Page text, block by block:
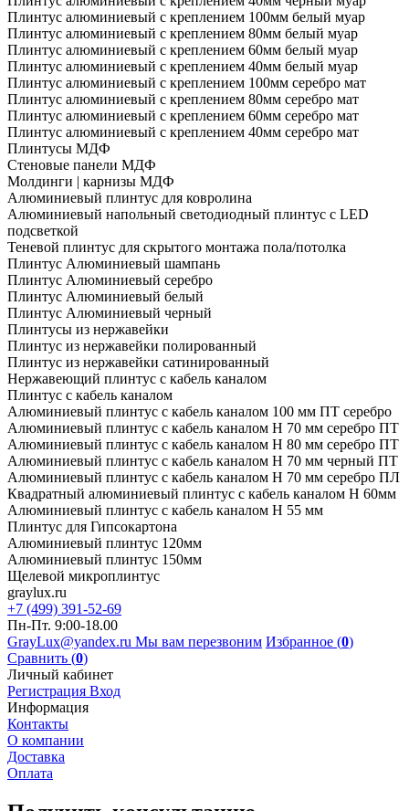
Плинтус алюминиевый с креплением 100мм белый муар
Плинтус алюминиевый с креплением 80мм белый муар
Плинтус алюминиевый с креплением 60мм белый муар
Плинтус алюминиевый с креплением 40мм белый муар
Плинтус алюминиевый с креплением 100мм серебро мат
Плинтус алюминиевый с креплением 80мм серебро мат
Плинтус алюминиевый с креплением 60мм серебро мат
Плинтус алюминиевый с креплением 40мм серебро мат
Плинтусы МДФ
Стеновые панели МДФ
Молдинги | карнизы МДФ
Алюминиевый плинтус для ковролина
Алюминиевый напольный светодиодный плинтус с LED
подсветкой
Теневой плинтус для скрытого монтажа пола/потолка
Плинтус Алюминиевый шампань
Плинтус Алюминиевый серебро
Плинтус Алюминиевый белый
Плинтус Алюминиевый черный
Плинтусы из нержавейки
Плинтус из нержавейки полированный
Плинтус из нержавейки сатинированный
Нержавеющий плинтус с кабель каналом
Плинтус с кабель каналом
Алюминиевый плинтус с кабель каналом 100 мм ПТ серебро
Алюминиевый плинтус с кабель каналом H 70 мм серебро ПТ
Алюминиевый плинтус с кабель каналом H 80 мм серебро ПТ
Алюминиевый плинтус с кабель каналом H 70 мм черный ПТ
Алюминиевый плинтус с кабель каналом H 70 мм серебро ПЛ
Квадратный алюминиевый плинтус с кабель каналом H 60мм
Алюминиевый плинтус с кабель каналом H 55 мм
Плинтус для Гипсокартона
Алюминиевый плинтус 120мм
Алюминиевый плинтус 150мм
Щелевой микроплинтус
graylux.ru
+7 (499) 391-52-69
Пн-Пт. 9:00-18.00
GrayLux@yandex.ru Мы вам перезвоним Избранное (0)
Сравнить (0)
Личный кабинет
Регистрация Вход
Информация
Контакты
О компании
Доставка
Оплата